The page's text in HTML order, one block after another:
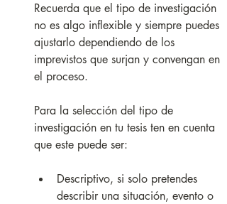
Recuerda que el tipo de investigación
no es algo inflexible y siempre puedes
ajustarlo dependiendo de los
imprevistos que surjan y convengan en
el proceso.
Para la selección del tipo de
investigación en tu tesis ten en cuenta
que este puede ser:
Descriptivo, si solo pretendes
describir una situación, evento o